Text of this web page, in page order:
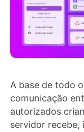
A base de todo
comunicação
autorizados
servidor recebe,